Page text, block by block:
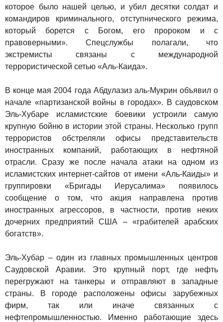
которое было нашей целью, и убил десятки солдат и
командиров криминального, отступнического режима,
который борется с Богом, его пророком и с
правоверными». Спецслужбы полагали, что
экстремисты связаны с международной
террористической сетью «Аль-Каида».
В конце мая 2004 года Абдулазиз аль-Мукрин объявил о
начале «партизанской войны в городах». В саудовском
Эль-Хубаре исламистские боевики устроили самую
крупную бойню в истории этой страны. Несколько групп
террористов обстреляли офисы представительств
иностранных компаний, работающих в нефтяной
отрасли. Сразу же после начала атаки на одном из
исламистских интернет-сайтов от имени «Аль-Каиды» и
группировки «Бригады Иерусалима» появилось
сообщение о том, что акция направлена против
иностранных агрессоров, в частности, против неких
дочерних предприятий США – «грабителей арабских
богатств».
Эль-Хубар – один из главных промышленных центров
Саудовской Аравии. Это крупный порт, где нефть
перегружают на танкеры и отправляют в западные
страны. В городе расположены офисы зарубежных
фирм, так или иначе связанных с
нефтепромышленностью. Именно работающие здесь